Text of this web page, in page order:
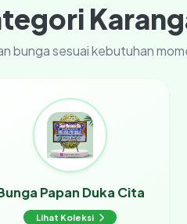
bunga sesuai kebutuhan
Papan Duka Cita
Lihat Koleksi